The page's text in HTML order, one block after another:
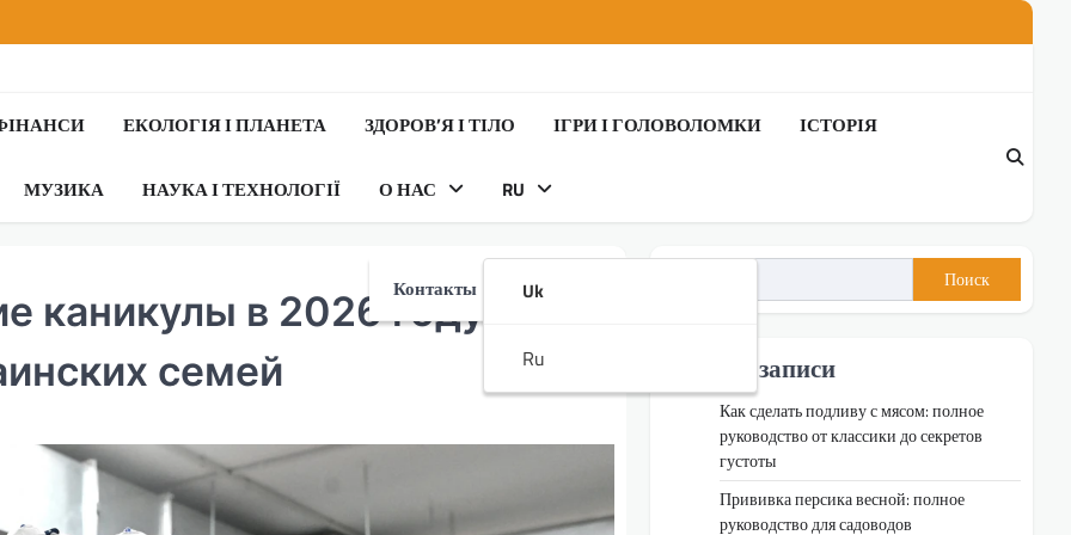
ЕКОЛОГІЯ І ПЛАНЕТА ЗДОРОВ’Я І ТІЛО ІГРИ І ГОЛОВОЛОМКИ ІСТОРІЯ
МУЗИКА НАУКА І ТЕХНОЛОГІЇ О НАС
Контакты
RU
Uk
Ru
каникулы в 2026 году:
семей
Поиск
Недавні записи
Как сделать подливу с мясом: полное
руководство от классики до секретов
густоты
Прививка персика весной: полное
руководство для садоводов